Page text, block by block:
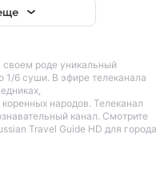
роде уникальный
1/6 суши. В эфире телеканала
народов. Телеканал
канал. Смотрите
Travel Guide HD для города